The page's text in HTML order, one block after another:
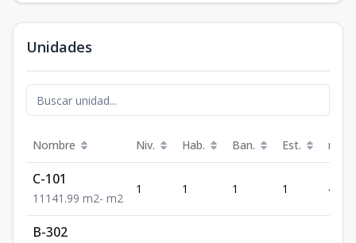
Unidades
Nombre Niv. Hab. Ban. Est. m²
C-101
1 1 1 41.99 m2- m2
1 1 1 1 41.99
B-302